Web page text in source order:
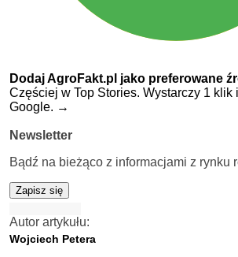
Dodaj AgroFakt.pl jako preferowane
Częściej w Top Stories. Wystarczy 1 klik
Google. →
Newsletter
Bądź na bieżąco z informacjami z rynku
Zapisz się
Autor artykułu:
Wojciech Petera